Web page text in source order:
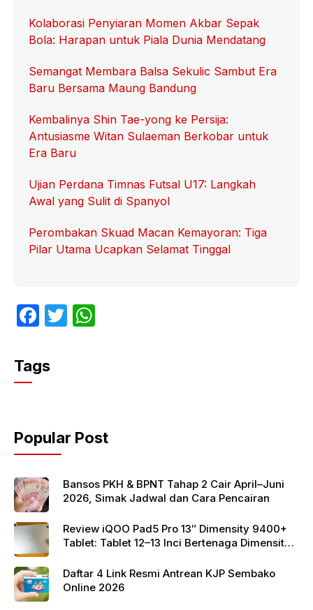
Kolaborasi Penyiaran Momen Akbar Sepak
Bola: Harapan untuk Piala Dunia Mendatang
Semangat Membara Balsa Sekulic Sambut Era
Baru Bersama Maung Bandung
Kembalinya Shin Tae-yong ke Persija:
Antusiasme Witan Sulaeman Berkobar untuk
Era Baru
Ujian Perdana Timnas Futsal U17: Langkah
Awal yang Sulit di Spanyol
Perombakan Skuad Macan Kemayoran: Tiga
Pilar Utama Ucapkan Selamat Tinggal
F
c
e
o
o
k
T
p
p
Tags
Popular Post
Bansos PKH & BPNT Tahap 2 Cair April–Juni
2026, Simak Jadwal dan Cara Pencairan
Review iQOO Pad5 Pro 13″ Dimensity 9400+
Tablet: Tablet 12–13 Inci Bertenaga Dimensity
Daftar 4 Link Resmi Antrean KJP Sembako
Online 2026